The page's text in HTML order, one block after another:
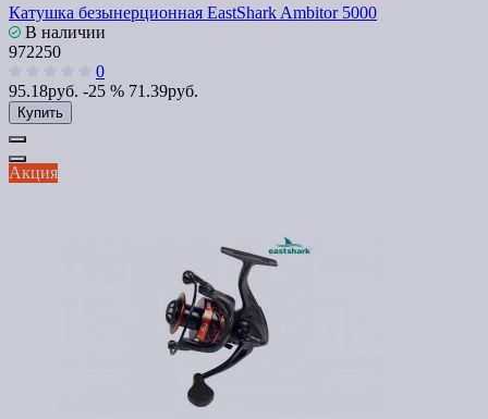
Катушка безынерционная EastShark Ambitor 5000
В наличии
972250
0
95.18руб. -25 % 71.39руб.
Купить
Акция